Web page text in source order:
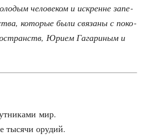
чело­ве­ком и искренне запе­
кото­рые были свя­за­ны с поко­
Юри­ем Гага­ри­ным и
мир.
тыся­чи орудий.